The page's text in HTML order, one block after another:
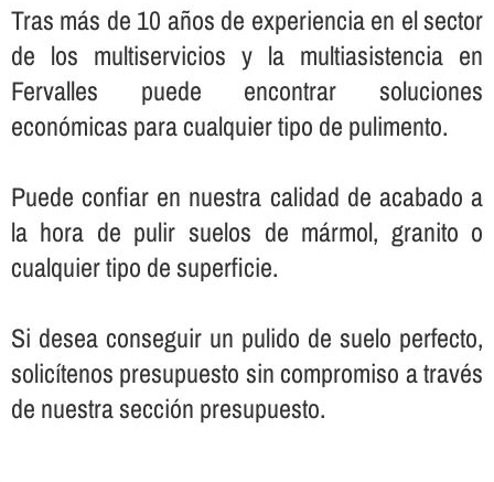
Tras más de 10 años de experiencia en el sector
de los multiservicios y la multiasistencia en
Fervalles puede encontrar soluciones
económicas para cualquier tipo de pulimento.
Puede confiar en nuestra calidad de acabado a
la hora de pulir suelos de mármol, granito o
cualquier tipo de superficie.
Si desea conseguir un pulido de suelo perfecto,
solicí­tenos presupuesto sin compromiso a través
de nuestra sección presupuesto.